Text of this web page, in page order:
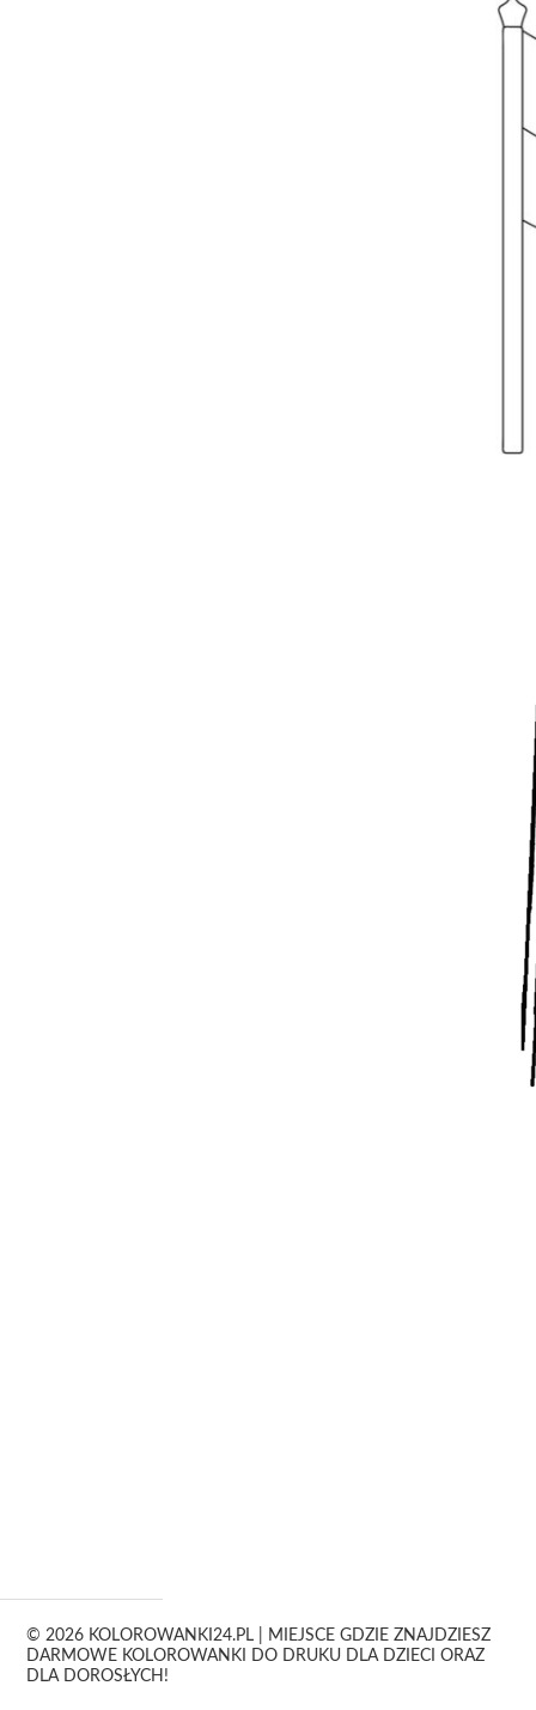
© 2026 KOLOROWANKI24.PL | MIEJSCE GDZIE ZNAJDZIESZ
DARMOWE KOLOROWANKI DO DRUKU DLA DZIECI ORAZ
DLA DOROSŁYCH!